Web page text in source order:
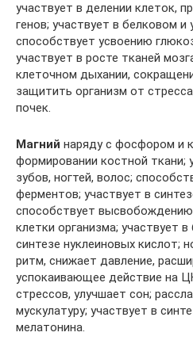
участвует в делении клеток,
генов; участвует в белковом и
способствует усвоению
участвует в росте тканей
клеточном дыхании,
защитить организм от
почек.
Магний наряду с фосфором и
формировании костной ткани;
зубов, ногтей, волос;
ферментов; участвует в
способствует высвобождению
клетки организма; участвует
синтезе нуклеиновых кислот;
ритм, снижает давление,
успокаивающее действие на
стрессов, улучшает сон;
мускулатуру; участвует в
мелатонина.